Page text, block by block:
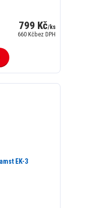
799 Kč/ks
660 Kčbez DPH